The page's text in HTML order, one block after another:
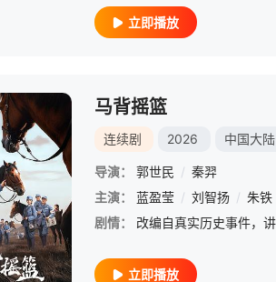
立即播放
马背摇篮
连续剧 2026 中国大陆
导演： 郭世民 / 秦羿
主演：
蓝盈莹 / 刘智扬 / 朱铁
剧情：
立即播放